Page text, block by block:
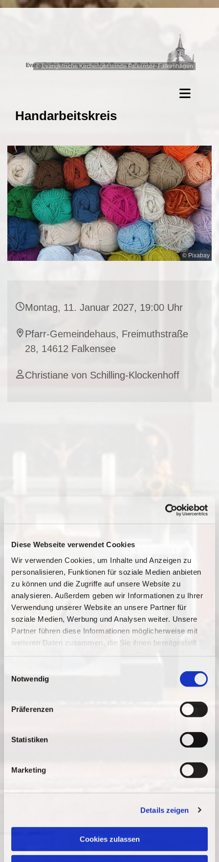
Diese Webseite verwendet Cookies
Wir verwenden Cookies, um Inhalte und Anzeigen zu
personalisieren, Funktionen für soziale Medien anbieten
zu können und die Zugriffe auf unsere Website zu
analysieren. Außerdem geben wir Informationen zu Ihrer
Verwendung unserer Website an unsere Partner für
soziale Medien, Werbung und Analysen weiter. Unsere
Partner führen diese Informationen möglicherweise mit
weiteren Daten zusammen, die Sie ihnen bereitgestellt
Notwendig
Präferenzen
Statistiken
Marketing
Details zeigen
Cookies zulassen
© Evangelische Kirchengemeinde Falkensee-Falkenhagen
Handarbeitskreis
© Pixabay
Montag, 11. Januar 2027, 19:00 Uhr
Pfarr-Gemeindehaus, Freimuthstraße
28, 14612 Falkensee
Christiane von Schilling-Klockenhoff
Dies könnte Sie auch
interessieren